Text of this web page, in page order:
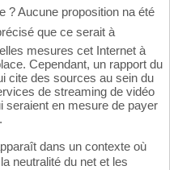
? Aucune proposition na été
que ce serait à
mesures cet Internet à
Cependant, un rapport du
cite des sources au sein du
de streaming de vidéo
seraient en mesure de payer
dans un contexte où
neutralité du net et les